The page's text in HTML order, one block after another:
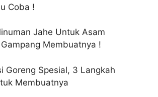
Coba !
Jahe Untuk Asam
Membuatnya !
Goreng Spesial, 3 Langkah
Membuatnya